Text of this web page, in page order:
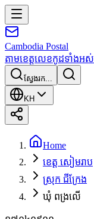
Cambodia Postal
តាមខេត្តលេខកូដទាំងអស់
ស្វែងរក...
KH
Home
ខេត្ត សៀមរាប
ស្រុក ជីក្រែង
ឃុំ ពង្រលើ